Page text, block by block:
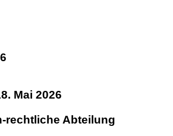
Mai 2026
rechtliche Abteilung